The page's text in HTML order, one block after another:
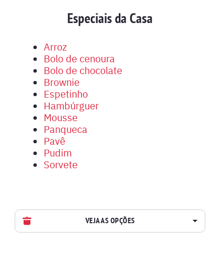
Especiais da Casa
Arroz
Bolo de cenoura
Bolo de chocolate
Brownie
Espetinho
Hambúrguer
Mousse
Panqueca
Pavê
Pudim
Sorvete
VEJA AS OPÇÕES